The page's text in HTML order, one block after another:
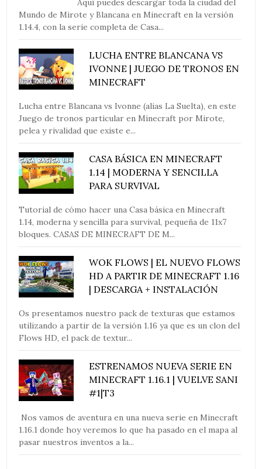
Aquí puedes descargar toda la ciudad del
Mundo de Mirote y Blancana en Minecraft en la versión
1.14.4, con la serie completa de Casa...
LUCHA ENTRE BLANCANA VS
IVONNE | JUEGO DE TRONOS EN
MINECRAFT
Lucha entre Blancana vs Ivonne (alias La Suelta), en este
Juego de tronos particular en Minecraft por Mirote,
pelea y rivalidad que existe e...
CASA BÁSICA EN MINECRAFT
1.14 | MODERNA Y SENCILLA
PARA SURVIVAL
Tutorial de cómo hacer una Casa básica en Minecraft
1.14, moderna y sencilla para survival, pequeña de 11x7
bloques. CASAS DE MINECRAFT DE M...
WOK FLOWS | EL NUEVO FLOWS
HD A PARTIR DE MINECRAFT 1.16
| DESCARGA + INSTALACIÓN
Os presentamos nuestro pack de texturas que estamos
utilizando a partir de la versión 1.16 ya que es un clon del
Flows HD, el pack de textur...
ESTRENAMOS NUEVA SERIE EN
MINECRAFT 1.16.1 | VUELVE SANI
#1|T3
Nos vamos de aventura en una nueva serie en Minecraft
1.16.1 donde hoy veremos lo que ha pasado en el mapa al
pasar nuestros inventos a la...